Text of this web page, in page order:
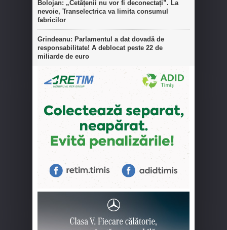
Bolojan: „Cetățenii nu vor fi deconectați”. La
nevoie, Transelectrica va limita consumul
fabricilor
Grindeanu: Parlamentul a dat dovadă de
responsabilitate! A deblocat peste 22 de
miliarde de euro